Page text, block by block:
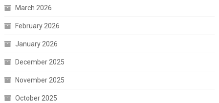
March 2026
February 2026
January 2026
December 2025
November 2025
October 2025